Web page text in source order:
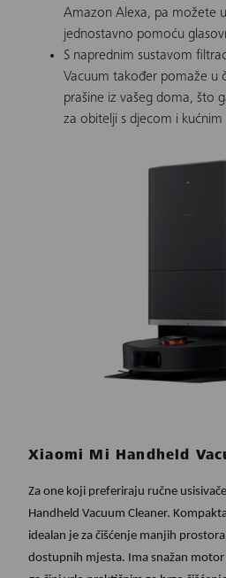
Amazon Alexa, pa možete
jednostavno pomoću
S naprednim sustavom
Vacuum također pomaže u
prašine iz vašeg doma, što
za obitelji s djecom i kućnim
Xiaomi Mi Handheld
Za one koji preferiraju ručne
Handheld Vacuum Cleaner.
idealan je za čišćenje manjih
dostupnih mjesta. Ima snažan